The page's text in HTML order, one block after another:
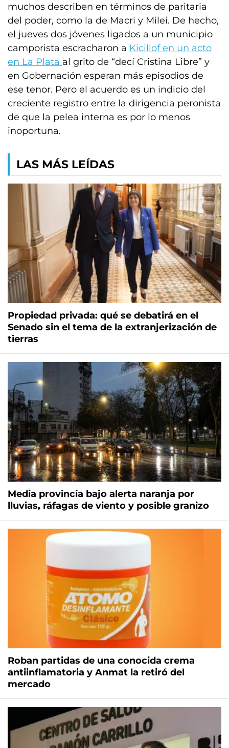
muchos describen en términos de paritaria
del poder, como la de Macri y Milei. De hecho,
el jueves dos jóvenes ligados a un municipio
camporista escracharon a Kicillof en un acto
en La Plata al grito de “decí Cristina Libre” y
en Gobernación esperan más episodios de
ese tenor. Pero el acuerdo es un indicio del
creciente registro entre la dirigencia peronista
de que la pelea interna es por lo menos
inoportuna.
LAS MÁS LEÍDAS
Propiedad privada: qué se debatirá en el
Senado sin el tema de la extranjerización de
tierras
Media provincia bajo alerta naranja por
lluvias, ráfagas de viento y posible granizo
Roban partidas de una conocida crema
antiinflamatoria y Anmat la retiró del
mercado